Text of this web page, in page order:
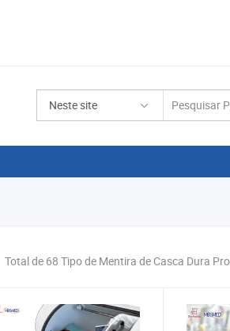
Neste site
Total de 68 Tipo de Mentira de Casca Dura